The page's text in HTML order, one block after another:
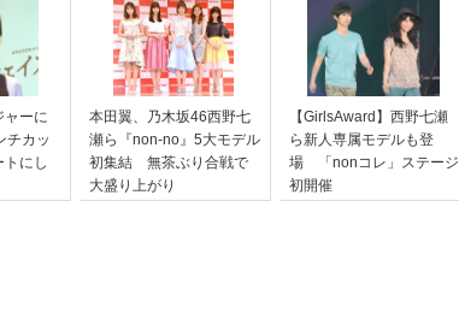
ャーに
チカッ
にし
本田翼、乃木坂46西野七
瀬ら『non-no』5大モデル
初集結 無茶ぶり合戦で
大盛り上がり
【GirlsAward】西野七瀬
ら新人専属モデルも登
場 「nonコレ」ステージ
初開催